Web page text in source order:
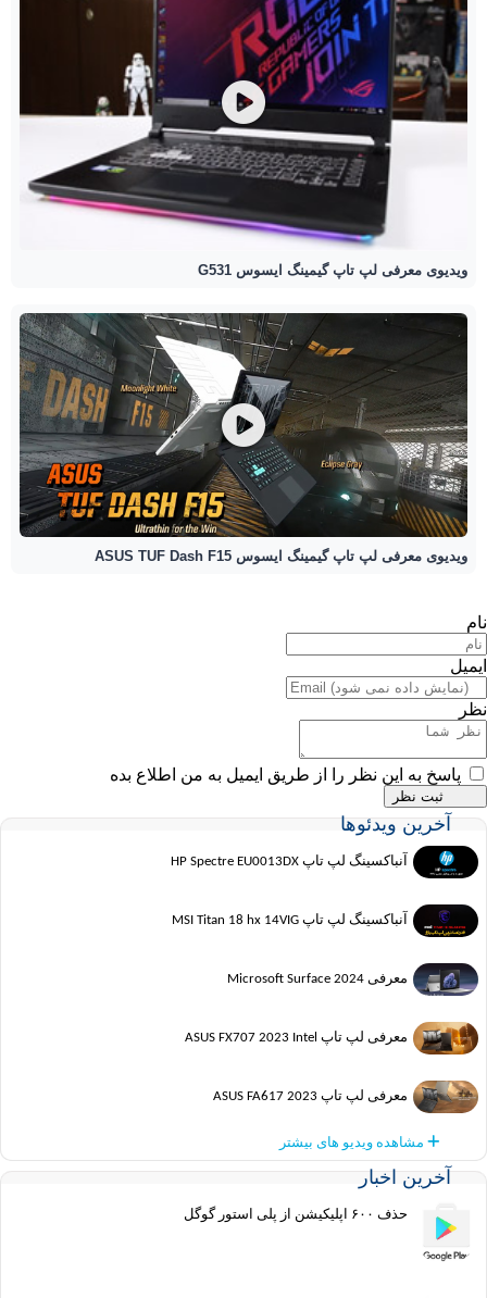
ویدیوی معرفی لپ تاپ گیمینگ ایسوس G531
ویدیوی معرفی لپ تاپ گیمینگ ایسوس ASUS TUF Dash F15
نام
ایمیل
نظر
پاسخ به این نظر را از طریق ایمیل به من اطلاع بده
آخرین ویدئوها
آنباکسینگ لپ تاپ HP Spectre EU0013DX
آنباکسینگ لپ تاپ MSI Titan 18 hx 14VIG
معرفی Microsoft Surface 2024
معرفی لپ تاپ ASUS FX707 2023 Intel
معرفی لپ تاپ ASUS FA617 2023
مشاهده ویدیو های بیشتر
آخرین اخبار
حذف ۶۰۰ اپلیکیشن از پلی استور گوگل